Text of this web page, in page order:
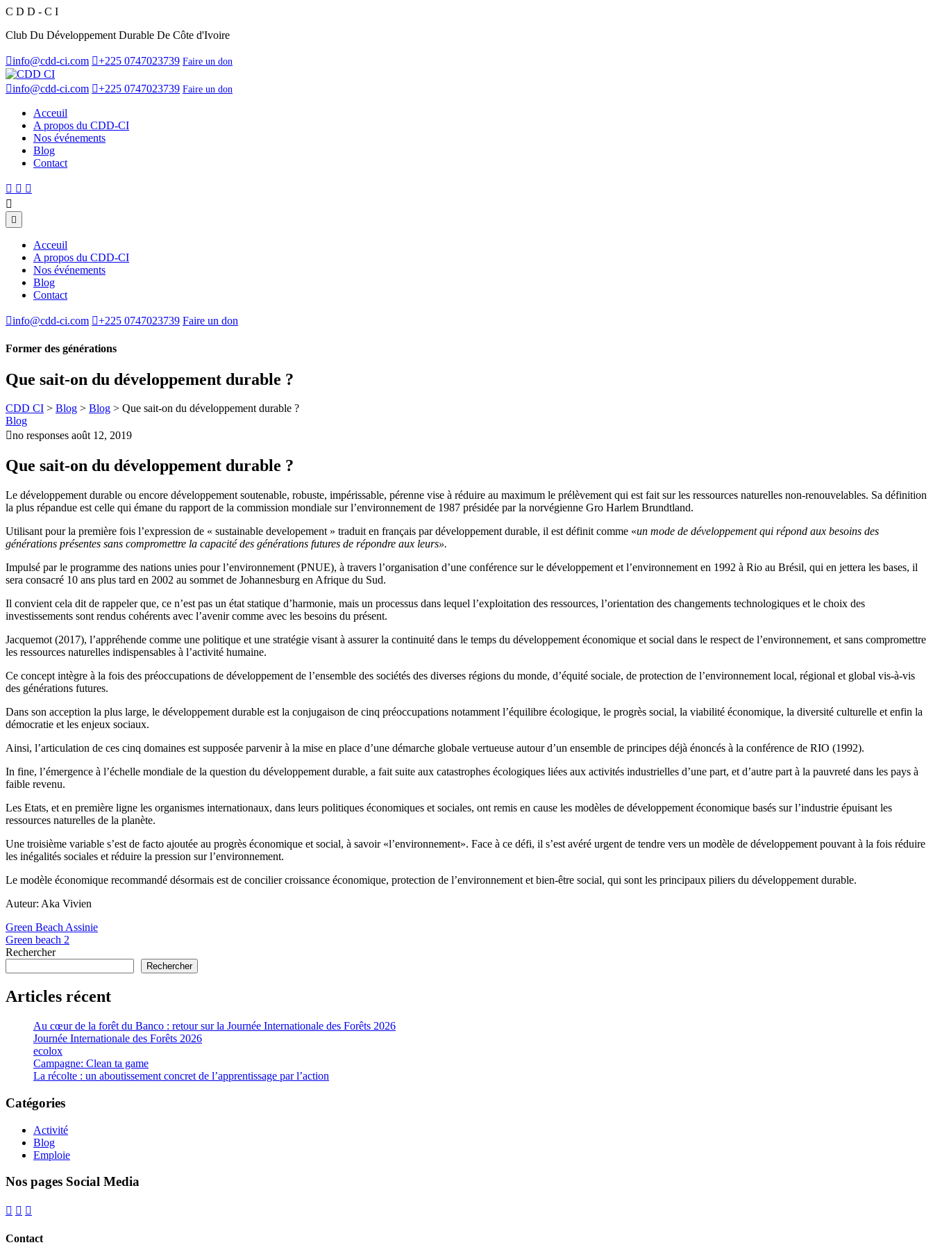
C D D - C I
Club Du Développement Durable De Côte d'Ivoire
info@cdd-ci.com +225 0747023739 Faire un don
info@cdd-ci.com +225 0747023739 Faire un don
Acceuil
A propos du CDD-CI
Nos événements
Blog
Contact
Acceuil
A propos du CDD-CI
Nos événements
Blog
Contact
info@cdd-ci.com +225 0747023739 Faire un don
Former des générations
Que sait-on du développement durable ?
CDD CI > Blog > Blog > Que sait-on du développement durable ?
Blog
no responses août 12, 2019
Que sait-on du développement durable ?
Le développement durable ou encore développement soutenable, robuste, impérissable, pérenne vise à réduire au maximum le prélèvement qui est fait sur les ressources naturelles non-renouvelables. Sa définition
la plus répandue est celle qui émane du rapport de la commission mondiale sur l’environnement de 1987 présidée par la norvégienne Gro Harlem Brundtland.
Utilisant pour la première fois l’expression de « sustainable developement » traduit en français par développement durable, il est définit comme «un mode de développement qui répond aux besoins des
générations présentes sans compromettre la capacité des générations futures de répondre aux leurs».
Impulsé par le programme des nations unies pour l’environnement (PNUE), à travers l’organisation d’une conférence sur le développement et l’environnement en 1992 à Rio au Brésil, qui en jettera les bases, il
sera consacré 10 ans plus tard en 2002 au sommet de Johannesburg en Afrique du Sud.
Il convient cela dit de rappeler que, ce n’est pas un état statique d’harmonie, mais un processus dans lequel l’exploitation des ressources, l’orientation des changements technologiques et le choix des
investissements sont rendus cohérents avec l’avenir comme avec les besoins du présent.
Jacquemot (2017), l’appréhende comme une politique et une stratégie visant à assurer la continuité dans le temps du développement économique et social dans le respect de l’environnement, et sans compromettre
les ressources naturelles indispensables à l’activité humaine.
Ce concept intègre à la fois des préoccupations de développement de l’ensemble des sociétés des diverses régions du monde, d’équité sociale, de protection de l’environnement local, régional et global vis-à-vis
des générations futures.
Dans son acception la plus large, le développement durable est la conjugaison de cinq préoccupations notamment l’équilibre écologique, le progrès social, la viabilité économique, la diversité culturelle et enfin la
démocratie et les enjeux sociaux.
Ainsi, l’articulation de ces cinq domaines est supposée parvenir à la mise en place d’une démarche globale vertueuse autour d’un ensemble de principes déjà énoncés à la conférence de RIO (1992).
In fine, l’émergence à l’échelle mondiale de la question du développement durable, a fait suite aux catastrophes écologiques liées aux activités industrielles d’une part, et d’autre part à la pauvreté dans les pays à
faible revenu.
Les Etats, et en première ligne les organismes internationaux, dans leurs politiques économiques et sociales, ont remis en cause les modèles de développement économique basés sur l’industrie épuisant les
ressources naturelles de la planète.
Une troisième variable s’est de facto ajoutée au progrès économique et social, à savoir «l’environnement». Face à ce défi, il s’est avéré urgent de tendre vers un modèle de développement pouvant à la fois réduire
les inégalités sociales et réduire la pression sur l’environnement.
Le modèle économique recommandé désormais est de concilier croissance économique, protection de l’environnement et bien-être social, qui sont les principaux piliers du développement durable.
Auteur: Aka Vivien
Navigation
de
Green Beach Assinie
Green beach 2
Rechercher
Rechercher
Articles récent
Au cœur de la forêt du Banco : retour sur la Journée Internationale des Forêts 2026
Journée Internationale des Forêts 2026
ecolox
Campagne: Clean ta game
La récolte : un aboutissement concret de l’apprentissage par l’action
Catégories
Activité
Blog
Emploie
Nos pages Social Media
Contact